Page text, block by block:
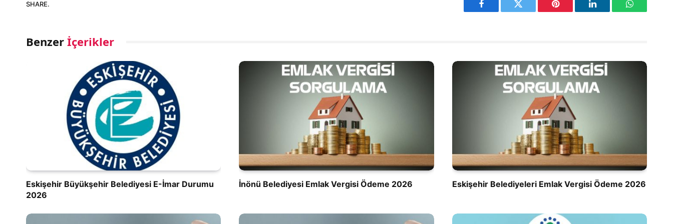
SHARE.
Facebook Twitter Pinterest LinkedIn WhatsApp
Benzer İçerikler
Eskişehir Büyükşehir Belediyesi E-İmar Durumu
2026
İnönü Belediyesi Emlak Vergisi Ödeme 2026 Eskişehir Belediyeleri Emlak Vergisi Ödeme 2026